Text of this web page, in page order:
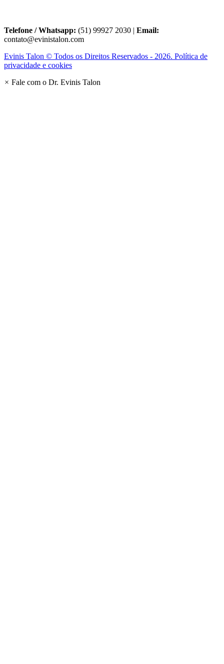
Telefone / Whatsapp: (51) 99927 2030 | Email:
contato@evinistalon.com
Evinis Talon © Todos os Direitos Reservados - 2026. Política de
privacidade e cookies
× Fale com o Dr. Evinis Talon